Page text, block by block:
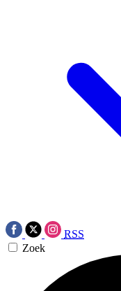
RSS
Zoek